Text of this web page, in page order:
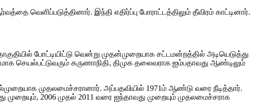
இந்தி எதிர்ப்பு போராட்டத்திலும் தீவிரம் காட்டினார்.
போட்டியிட்டு வென்று முதன்முறையாக சட்டமன்றத்தில் அடியெடுத்து
செயல்பட்டுவரும் கருணாநிதி, திமுக தலைவராக ஐம்பதாவது ஆண்டிலும்
முதலமைச்சரானார். அப்பதவியில் 1971ம் ஆண்டு வரை நீடித்தார்.
முறையும், 2006 முதல் 2011 வரை ஐந்தாவது முறையும் முதலமைச்சராக